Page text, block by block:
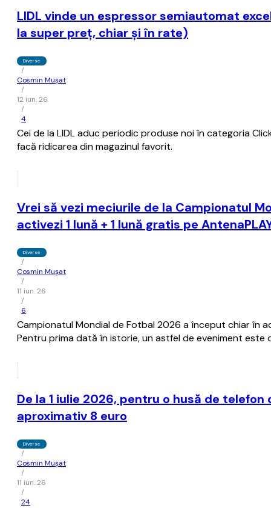
LIDL vinde un espressor semiautomat
la super preţ, chiar şi în rate)
Diverse
/
Cosmin Mușat
/
12 iun. 26
/
4
Cei de la LIDL aduc periodic produse noi în categoria
facă ridicarea din magazinul favorit.
Vrei să vezi meciurile de la Campionatul
activezi 1 lună + 1 lună gratis pe
Diverse
/
Cosmin Mușat
/
11 iun. 26
/
6
Campionatul Mondial de Fotbal 2026 a început chiar în
Pentru prima dată în istorie, un astfel de eveniment
De la 1 iulie 2026, pentru o husă de
aproximativ 8 euro
Diverse
/
Cosmin Mușat
/
11 iun. 26
/
24